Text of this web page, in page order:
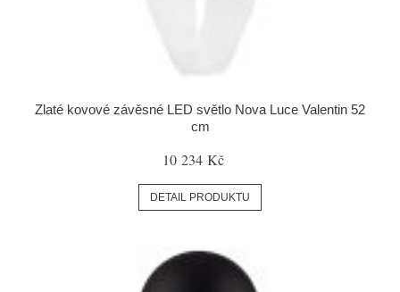
Zlaté kovové závěsné LED světlo Nova Luce Valentin 52
cm
10 234 Kč
DETAIL PRODUKTU